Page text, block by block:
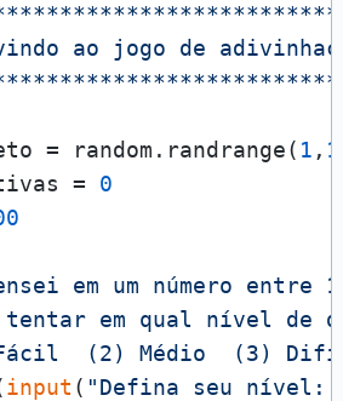
ao jogo de
= random.randrange( 1 ,
= 0
em um número
tentar em qual nível de
(2) Médio  (3)
input ( "Defina seu nível: